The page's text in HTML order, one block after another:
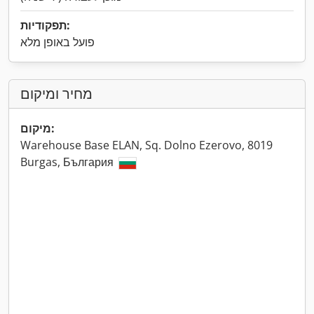
תפקודיות:
פועל באופן מלא
מחיר ומיקום
מיקום:
Warehouse Base ELAN, Sq. Dolno Ezerovo, 8019
Burgas, България